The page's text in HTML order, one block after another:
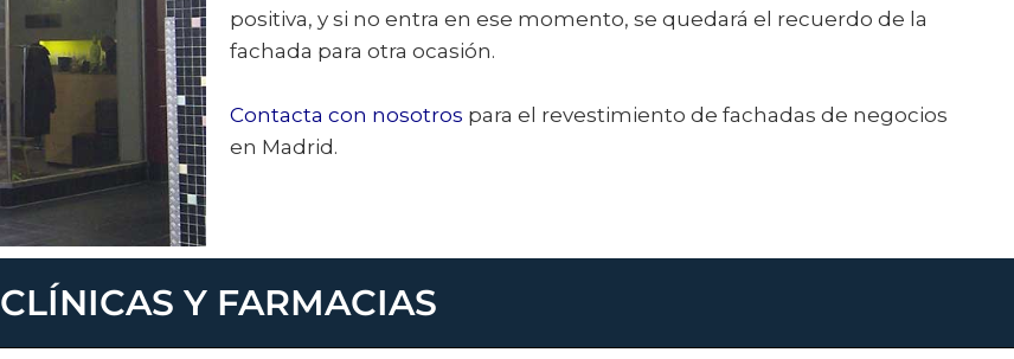
positiva, y si no entra en ese momento, se quedará el recuerdo de la
fachada para otra ocasión.
Contacta con nosotros para el revestimiento de fachadas de negocios
en Madrid.
CLÍNICAS Y FARMACIAS